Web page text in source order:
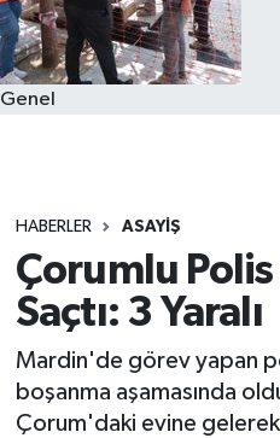
Genel
HABERLER ASAYIŞ
Çorumlu
Saçtı: 3 Yaralı
Mardin'de görev yapan
boşanma aşamasında
Çorum'daki evine
Tüm Manşetler
Son Dakika Haberleri